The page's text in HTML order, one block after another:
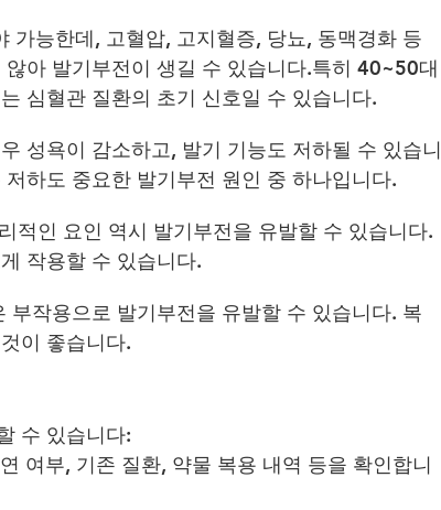
가능한데, 고혈압, 고지혈증, 당뇨, 동맥경화 등
아 발기부전이 생길 수 있습니다.특히 40~50대
심혈관 질환의 초기 신호일 수 있습니다.
성욕이 감소하고, 발기 기능도 저하될 수 있습니
하도 중요한 발기부전 원인 중 하나입니다.
적인 요인 역시 발기부전을 유발할 수 있습니다.
작용할 수 있습니다.
작용으로 발기부전을 유발할 수 있습니다. 복
이 좋습니다.
수 있습니다:
여부, 기존 질환, 약물 복용 내역 등을 확인합니